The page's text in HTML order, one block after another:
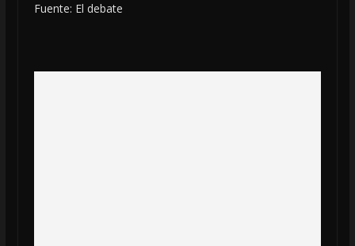
Fuente: El debate